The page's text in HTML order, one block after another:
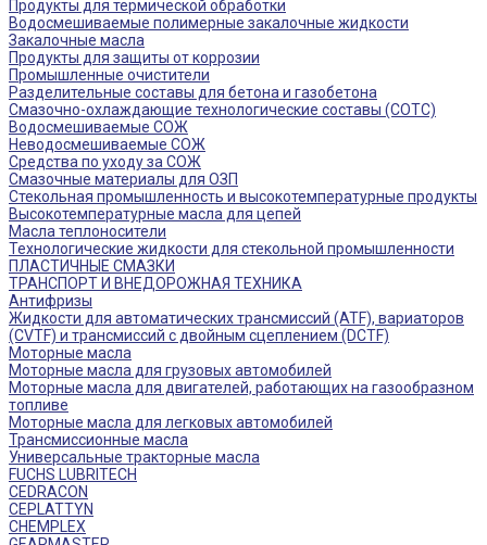
Продукты для термической обработки
Водосмешиваемые полимерные закалочные жидкости
Закалочные масла
Продукты для защиты от коррозии
Промышленные очистители
Разделительные составы для бетона и газобетона
Смазочно-охлаждающие технологические составы (СОТС)
Водосмешиваемые СОЖ
Неводосмешиваемые СОЖ
Средства по уходу за СОЖ
Смазочные материалы для ОЗП
Стекольная промышленность и высокотемпературные продукты
Высокотемпературные масла для цепей
Масла теплоносители
Технологические жидкости для стекольной промышленности
ПЛАСТИЧНЫЕ СМАЗКИ
ТРАНСПОРТ И ВНЕДОРОЖНАЯ ТЕХНИКА
Антифризы
Жидкости для автоматических трансмиссий (ATF), вариаторов
(CVTF) и трансмиссий с двойным сцеплением (DCTF)
Моторные масла
Моторные масла для грузовых автомобилей
Моторные масла для двигателей, работающих на газообразном
топливе
Моторные масла для легковых автомобилей
Трансмиссионные масла
Универсальные тракторные масла
FUCHS LUBRITECH
CEDRACON
CEPLATTYN
CHEMPLEX